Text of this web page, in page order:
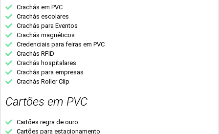
Crachás em PVC
Crachás escolares
Crachás para Eventos
Crachás magnéticos
Credenciais para feiras em PVC
Crachás RFID
Crachás hospitalares
Crachás para empresas
Crachás Roller Clip
Cartões em PVC
Cartões regra de ouro
Cartões para estacionamento